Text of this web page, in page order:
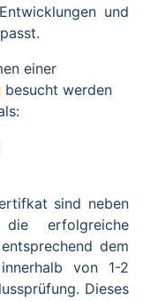
und
einer
besucht werden
sind neben
erfolgreiche
dem
von 1-2
Dieses